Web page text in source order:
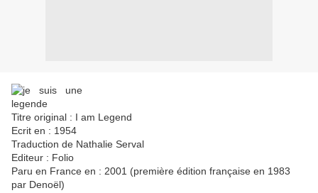
Titre original : I am Legend
Ecrit en : 1954
Traduction de Nathalie Serval
Editeur : Folio
Paru en France en : 2001 (première édition française en 1983
par Denoël)